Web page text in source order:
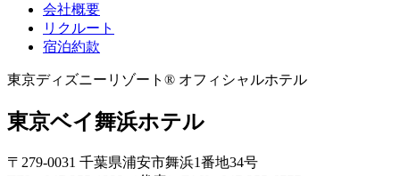
会社概要
リクルート
宿泊約款
東京ディズニーリゾート® オフィシャルホテル
東京ベイ舞浜ホテル
〒279-0031 千葉県浦安市舞浜1番地34号